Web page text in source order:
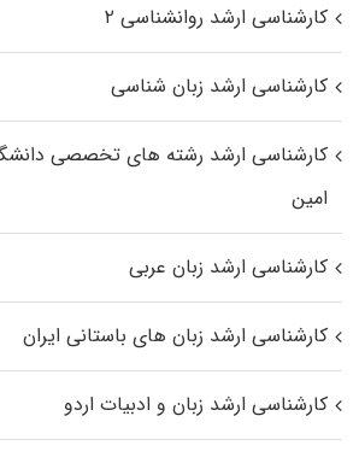
کارشناسی ارشد روانشناسی ۲
کارشناسی ارشد زبان شناسی
کارشناسی ارشد رﺷﺘﻪ ﻫﺎی تخصصی
اﻣﻴﻦ
کارشناسی ارشد زبان عربی
کارشناسی ارشد زبان‌ های باستانی ایران
کارشناسی ارشد زبان و ادبیات اردو